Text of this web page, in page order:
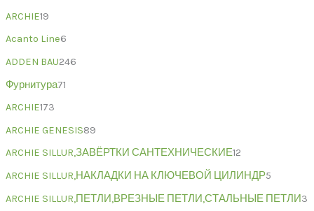
ARCHIE19
Acanto Line6
ADDEN BAU246
Фурнитура71
ARCHIE173
ARCHIE GENESIS89
ARCHIE SILLUR,ЗАВЁРТКИ САНТЕХНИЧЕСКИЕ12
ARCHIE SILLUR,НАКЛАДКИ НА КЛЮЧЕВОЙ ЦИЛИНДР5
ARCHIE SILLUR,ПЕТЛИ,ВРЕЗНЫЕ ПЕТЛИ,СТАЛЬНЫЕ ПЕТЛИ3